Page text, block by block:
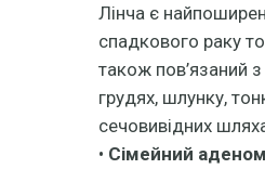
Лінча є
спадкового раку
також пов’язаний
грудях, шлунку,
сечовивідних
• Сімейний